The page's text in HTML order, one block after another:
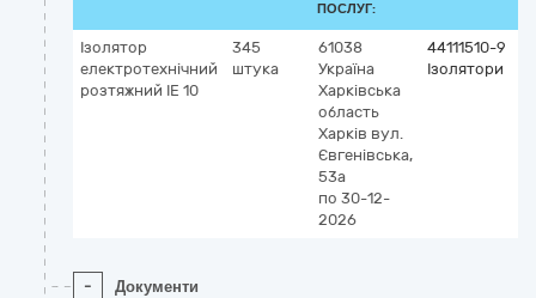
ПОСЛУГ:
Ізолятор
електротехнічний
розтяжний ІЕ 10
345
штука
61038
Україна
Харківська
область
Харків вул.
Євгенівська,
53а
по 30-12-
2026
44111510-9
Ізолятори
- Документи